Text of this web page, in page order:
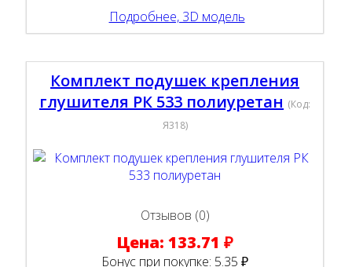
Подробнее, 3D модель
Комплект подушек крепления
глушителя РК 533 полиуретан (Код:
Я318)
Отзывов (0)
Цена:133.71 ₽
Бонус при покупке: 5.35 ₽